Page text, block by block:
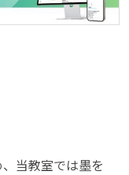
当教室では墨を